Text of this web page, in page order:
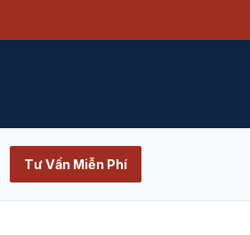
Tư Vấn Miễn Phí